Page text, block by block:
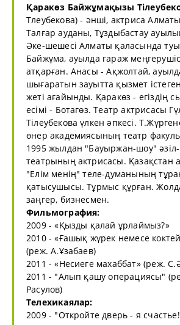
Қаракөз Байжұмақызы
Тлеубекова) - әнші, актриса
Талғар ауданы, Тұздыбастау
Әке-шешесі Алматы қаласында
Байжұма, ауылда гараж
атқарған. Анасы - Ақжолтай,
шығаратын зауытта қызмет
жеті ағайынды. Қаракөз - егіздің
есімі - Ботагөз. Театр актрисасы
Тілеубекова үлкен әпкесі.
өнер академиясының театр
1995 жылдан "Бауыржан-шоу"
театрының актрисасы. Қазақстан
"Елім менің" теле-думанының
қатысушысы. Тұрмыс құрған.
заңгер, бизнесмен.
Фильмография:
2009 - «Қызды қалай ұрлаймыз?»
2010 - «Ғашық жүрек немесе
(реж. А.Ұзабаев)
2011 - «Несиеге махаббат» (реж.
2011 - "Алып қашу операциясы"
Расулов)
Телехикаялар:
2009 - "Откройте дверь - я